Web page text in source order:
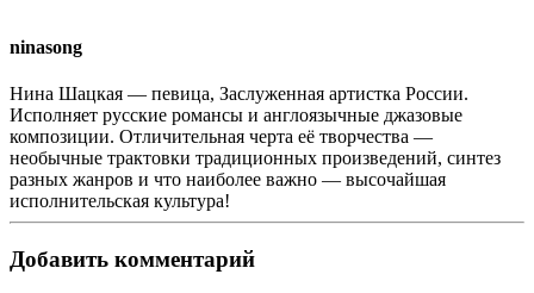
ninasong
Нина Шацкая — певица, Заслуженная артистка России.
Исполняет русские романсы и англоязычные джазовые
композиции. Отличительная черта её творчества —
необычные трактовки традиционных произведений, синтез
разных жанров и что наиболее важно — высочайшая
исполнительская культура!
Добавить комментарий